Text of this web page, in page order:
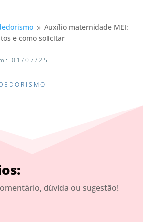
9 Auxílio maternidade MEI:
e como solicitar
01/07/25
dúvida ou sugestão!